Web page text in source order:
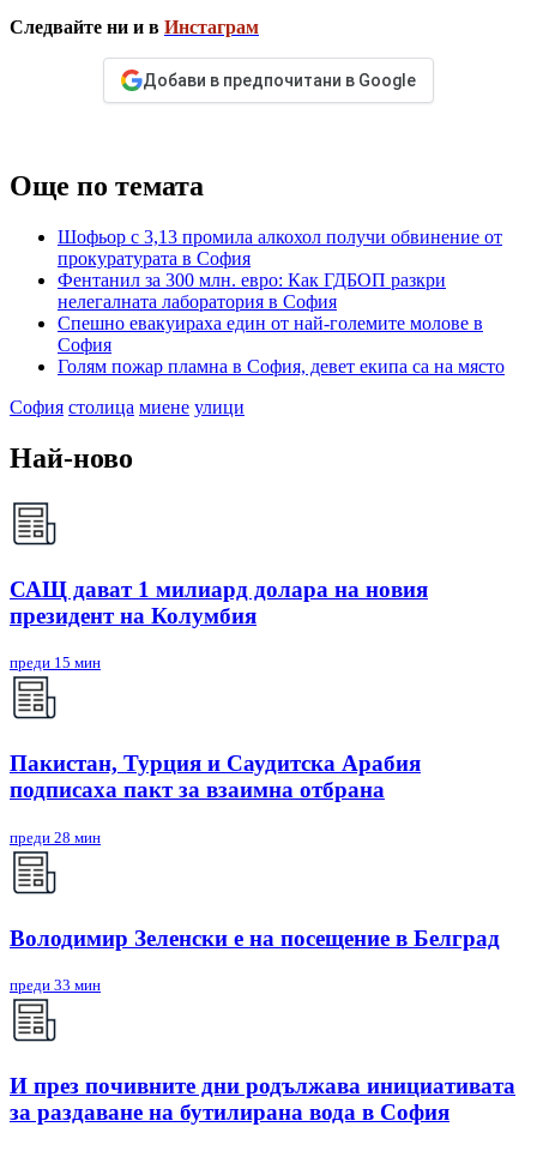
Следвайте ни и в Инстаграм
Добави в предпочитани в Google
Още по темата
Шофьор с 3,13 промила алкохол получи обвинение от
прокуратурата в София
Фентанил за 300 млн. евро: Как ГДБОП разкри
нелегалната лаборатория в София
Спешно евакуираха един от най-големите молове в
София
Голям пожар пламна в София, девет екипа са на място
София столица миене улици
Най-ново
САЩ дават 1 милиард долара на новия
президент на Колумбия
преди 15 мин
Пакистан, Турция и Саудитска Арабия
подписаха пакт за взаимна отбрана
преди 28 мин
Володимир Зеленски е на посещение в Белград
преди 33 мин
И през почивните дни родължава инициативата
за раздаване на бутилирана вода в София